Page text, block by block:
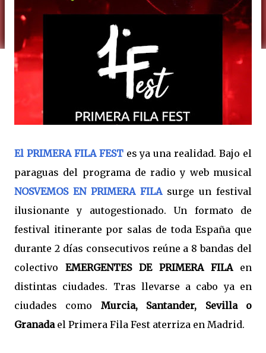
El PRIMERA FILA FESTes ya una realidad. Bajo el
paraguas del programa de radio y web musical
NOSVEMOS EN PRIMERA FILAsurge un festival
ilusionante y autogestionado. Un formato de
festival itinerante por salas de toda España que
durante 2 días consecutivos reúne a 8 bandas del
colectivo EMERGENTES DE PRIMERA FILAen
distintas ciudades. Tras llevarse a cabo ya en
ciudades como Murcia, Santander, Sevilla o
Granadael Primera Fila Fest aterriza en Madrid.